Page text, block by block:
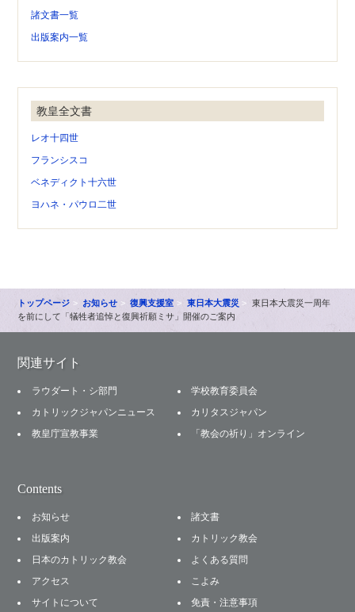
諸文書一覧
出版案内一覧
教皇全文書
レオ十四世
フランシスコ
ベネディクト十六世
ヨハネ・パウロ二世
トップページ お知らせ 復興支援室 東日本大震災
東日本大震災一周年
を前にして「犠牲者追悼と復興祈願ミサ」開催のご案内
関連サイト
ラウダート・シ部門
学校教育委員会
カトリックジャパンニュース
カリタスジャパン
教皇庁宣教事業
「教会の祈り」オンライン
Contents
お知らせ
諸文書
出版案内
カトリック教会
日本のカトリック教会
よくある質問
アクセス
こよみ
サイトについて
免責・注意事項